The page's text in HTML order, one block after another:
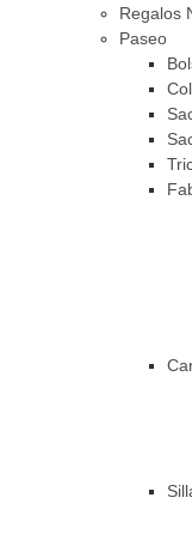
Regalos
Paseo